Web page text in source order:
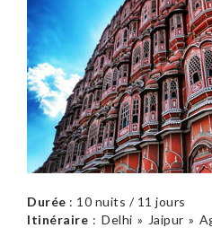
Durée : 10 nuits / 11 jours
Itinéraire : Delhi » Jaipur »